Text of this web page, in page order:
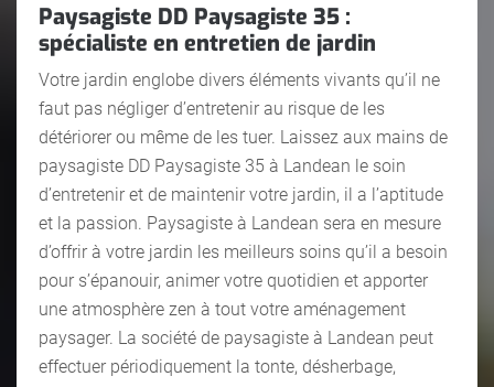
Paysagiste DD Paysagiste 35 :
spécialiste en entretien de jardin
Votre jardin englobe divers éléments vivants qu’il ne
faut pas négliger d’entretenir au risque de les
détériorer ou même de les tuer. Laissez aux mains de
paysagiste DD Paysagiste 35 à Landean le soin
d’entretenir et de maintenir votre jardin, il a l’aptitude
et la passion. Paysagiste à Landean sera en mesure
d’offrir à votre jardin les meilleurs soins qu’il a besoin
pour s’épanouir, animer votre quotidien et apporter
une atmosphère zen à tout votre aménagement
paysager. La société de paysagiste à Landean peut
effectuer périodiquement la tonte, désherbage,